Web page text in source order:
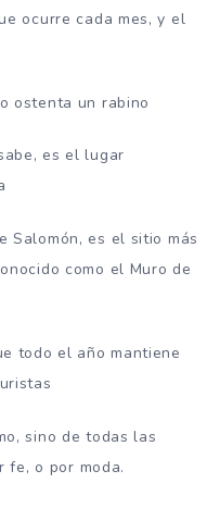
ocurre cada mes, y el
ostenta un rabino
es el lugar
Salomón, es el sitio más
como el Muro de
todo el año mantiene
sino de todas las
fe, o por moda.